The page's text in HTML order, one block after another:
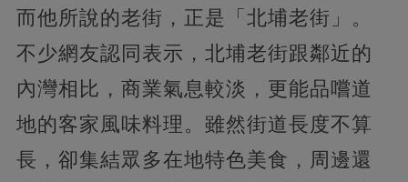
而他所說的老街，正是「北埔老街」。
不少網友認同表示，北埔老街跟鄰近的
內灣相比，商業氣息較淡，更能品嚐道
地的客家風味料理。雖然街道長度不算
長，卻集結眾多在地特色美食，周邊還